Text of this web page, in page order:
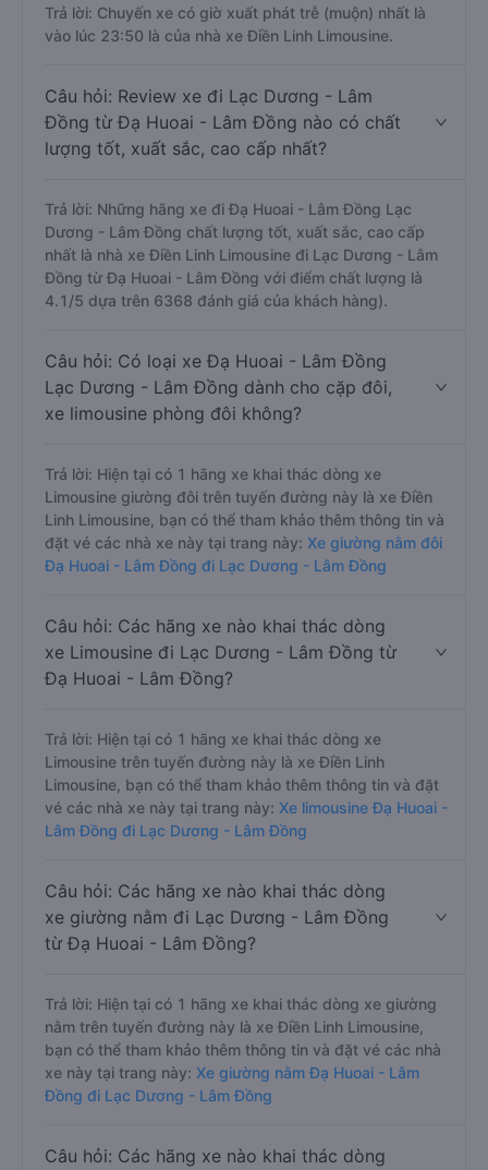
Trả lời: Chuyến xe có giờ xuất phát trễ (muộn) nhất là
vào lúc 23:50 là của nhà xe Điền Linh Limousine.
Câu hỏi: Review xe đi Lạc Dương - Lâm
Đồng từ Đạ Huoai - Lâm Đồng nào có chất
lượng tốt, xuất sắc, cao cấp nhất?
Trả lời: Những hãng xe đi Đạ Huoai - Lâm Đồng Lạc
Dương - Lâm Đồng chất lượng tốt, xuất sắc, cao cấp
nhất là nhà xe Điền Linh Limousine đi Lạc Dương - Lâm
Đồng từ Đạ Huoai - Lâm Đồng với điểm chất lượng là
4.1/5 dựa trên 6368 đánh giá của khách hàng).
Câu hỏi: Có loại xe Đạ Huoai - Lâm Đồng
Lạc Dương - Lâm Đồng dành cho cặp đôi,
xe limousine phòng đôi không?
Trả lời: Hiện tại có 1 hãng xe khai thác dòng xe
Limousine giường đôi trên tuyến đường này là xe Điền
Linh Limousine, bạn có thể tham khảo thêm thông tin và
đặt vé các nhà xe này tại trang này: Xe giường nằm đôi
Đạ Huoai - Lâm Đồng đi Lạc Dương - Lâm Đồng
Câu hỏi: Các hãng xe nào khai thác dòng
xe Limousine đi Lạc Dương - Lâm Đồng từ
Đạ Huoai - Lâm Đồng?
Trả lời: Hiện tại có 1 hãng xe khai thác dòng xe
Limousine trên tuyến đường này là xe Điền Linh
Limousine, bạn có thể tham khảo thêm thông tin và đặt
vé các nhà xe này tại trang này: Xe limousine Đạ Huoai -
Lâm Đồng đi Lạc Dương - Lâm Đồng
Câu hỏi: Các hãng xe nào khai thác dòng
xe giường nằm đi Lạc Dương - Lâm Đồng
từ Đạ Huoai - Lâm Đồng?
Trả lời: Hiện tại có 1 hãng xe khai thác dòng xe giường
nằm trên tuyến đường này là xe Điền Linh Limousine,
bạn có thể tham khảo thêm thông tin và đặt vé các nhà
xe này tại trang này: Xe giường nằm Đạ Huoai - Lâm
Đồng đi Lạc Dương - Lâm Đồng
Câu hỏi: Các hãng xe nào khai thác dòng